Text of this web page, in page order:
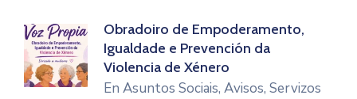
Obradoiro de Empoderamento,
Igualdade e Prevención da
Violencia de Xénero
En Asuntos Sociais, Avisos, Servizos